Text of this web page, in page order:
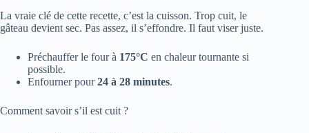
La vraie clé de cette recette, c’est la cuisson. Trop cuit, le
gâteau devient sec. Pas assez, il s’effondre. Il faut viser juste.
Préchauffer le four à 175°C en chaleur tournante si
possible.
Enfourner pour24 à 28 minutes.
Comment savoir s’il est cuit ?